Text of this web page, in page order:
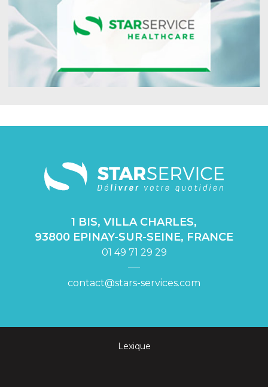
1 BIS, VILLA CHARLES,
93800 EPINAY-SUR-SEINE, FRANCE
01 49 71 29 29
contact@stars-services.com
Lexique